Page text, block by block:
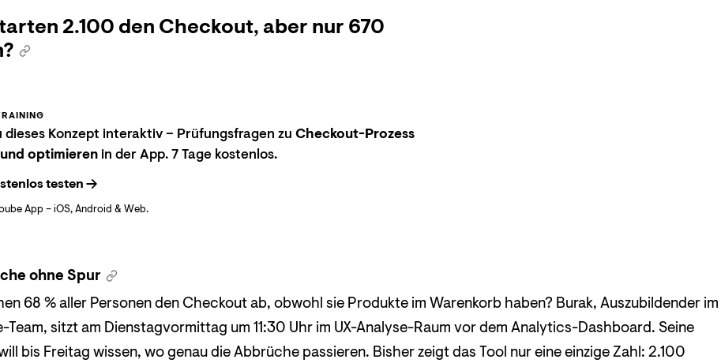
2.100 den Checkout, aber nur 670
dieses Konzept interaktiv – Prüfungsfragen zu Checkout-Prozess
optimierenin der App. 7 Tage kostenlos.
testen
App – iOS, Android & Web.
ohne Spur
68 % aller Personen den Checkout ab, obwohl sie Produkte im Warenkorb haben? Burak, Auszubildender im
Team, sitzt am Dienstagvormittag um 11:30 Uhr im UX-Analyse-Raum vor dem Analytics-Dashboard. Seine
bis Freitag wissen, wo genau die Abbrüche passieren. Bisher zeigt das Tool nur eine einzige Zahl: 2.100